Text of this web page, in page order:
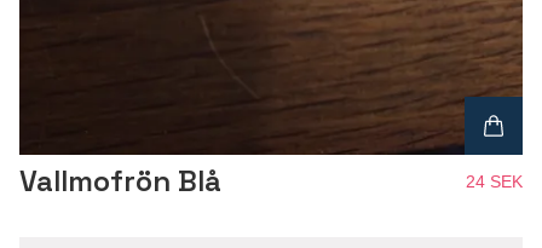
Vallmofrön Blå 24 SEK